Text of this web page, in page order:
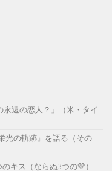
永遠の恋人？」（米・タイ
光の軌跡』を語る（その
キス（ならぬ3つの💛）